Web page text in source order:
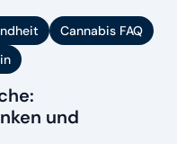
Cannabis FAQ
und